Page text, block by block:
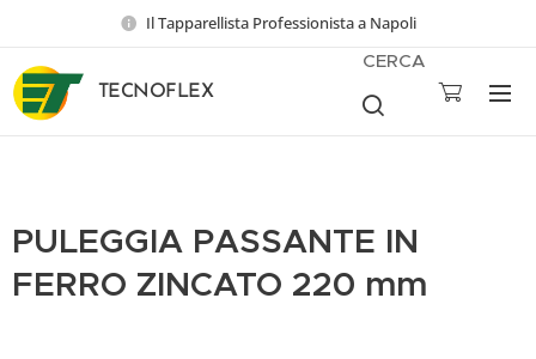
Il Tapparellista Professionista a Napoli
TECNOFLEX
CERCA
PULEGGIA PASSANTE IN
FERRO ZINCATO 220 mm